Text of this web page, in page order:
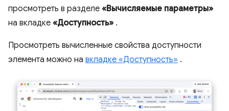
просмотреть в разделе «Вычисляемые параметры»
на вкладке «Доступность» .
Просмотреть вычисленные свойства доступности
элемента можно на вкладке «Доступность» .